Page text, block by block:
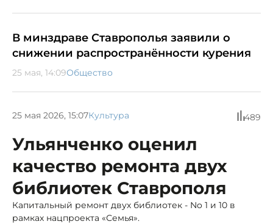
В минздраве Ставрополья заявили о
снижении распространённости курения
25 мая, 14:09Общество
25 мая 2026, 15:07Культура 489
Ульянченко оценил
качество ремонта двух
библиотек Ставрополя
Капитальный ремонт двух библиотек - No 1 и 10 в
рамках нацпроекта «Семья».